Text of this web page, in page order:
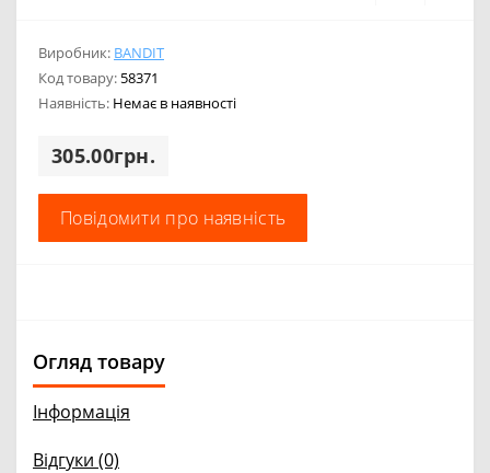
Виробник: BANDIT
Код товару: 58371
Наявність: Немає в наявності
305.00грн.
Повідомити про наявність
Огляд товару
Інформація
Відгуки (0)